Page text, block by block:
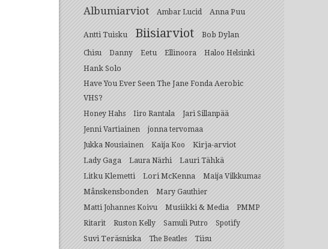
Albumiarviot Ambar Lucid Anna Puu
Antti Tuisku Biisiarviot Bob Dylan
Chisu Danny Eetu Ellinoora Haloo Helsinki
Hank Solo
Have You Ever Seen The Jane Fonda Aerobic
VHS?
Honey Hahs Iiro Rantala
Jari Sillanpää
Jenni Vartiainen
jonna tervomaa
Jukka Nousiainen
Kaija Koo
Kirja-arviot
Lady Gaga
Laura Närhi
Lauri Tähkä
Litku Klemetti
Lori McKenna Maija Vilkkumaa
Månskensbonden
Mary Gauthier
Matti Johannes Koivu
Musiikki & Media
PMMP
Ritarit
Ruston Kelly Samuli Putro Spotify
Suvi Teräsniska The Beatles
Tiisu